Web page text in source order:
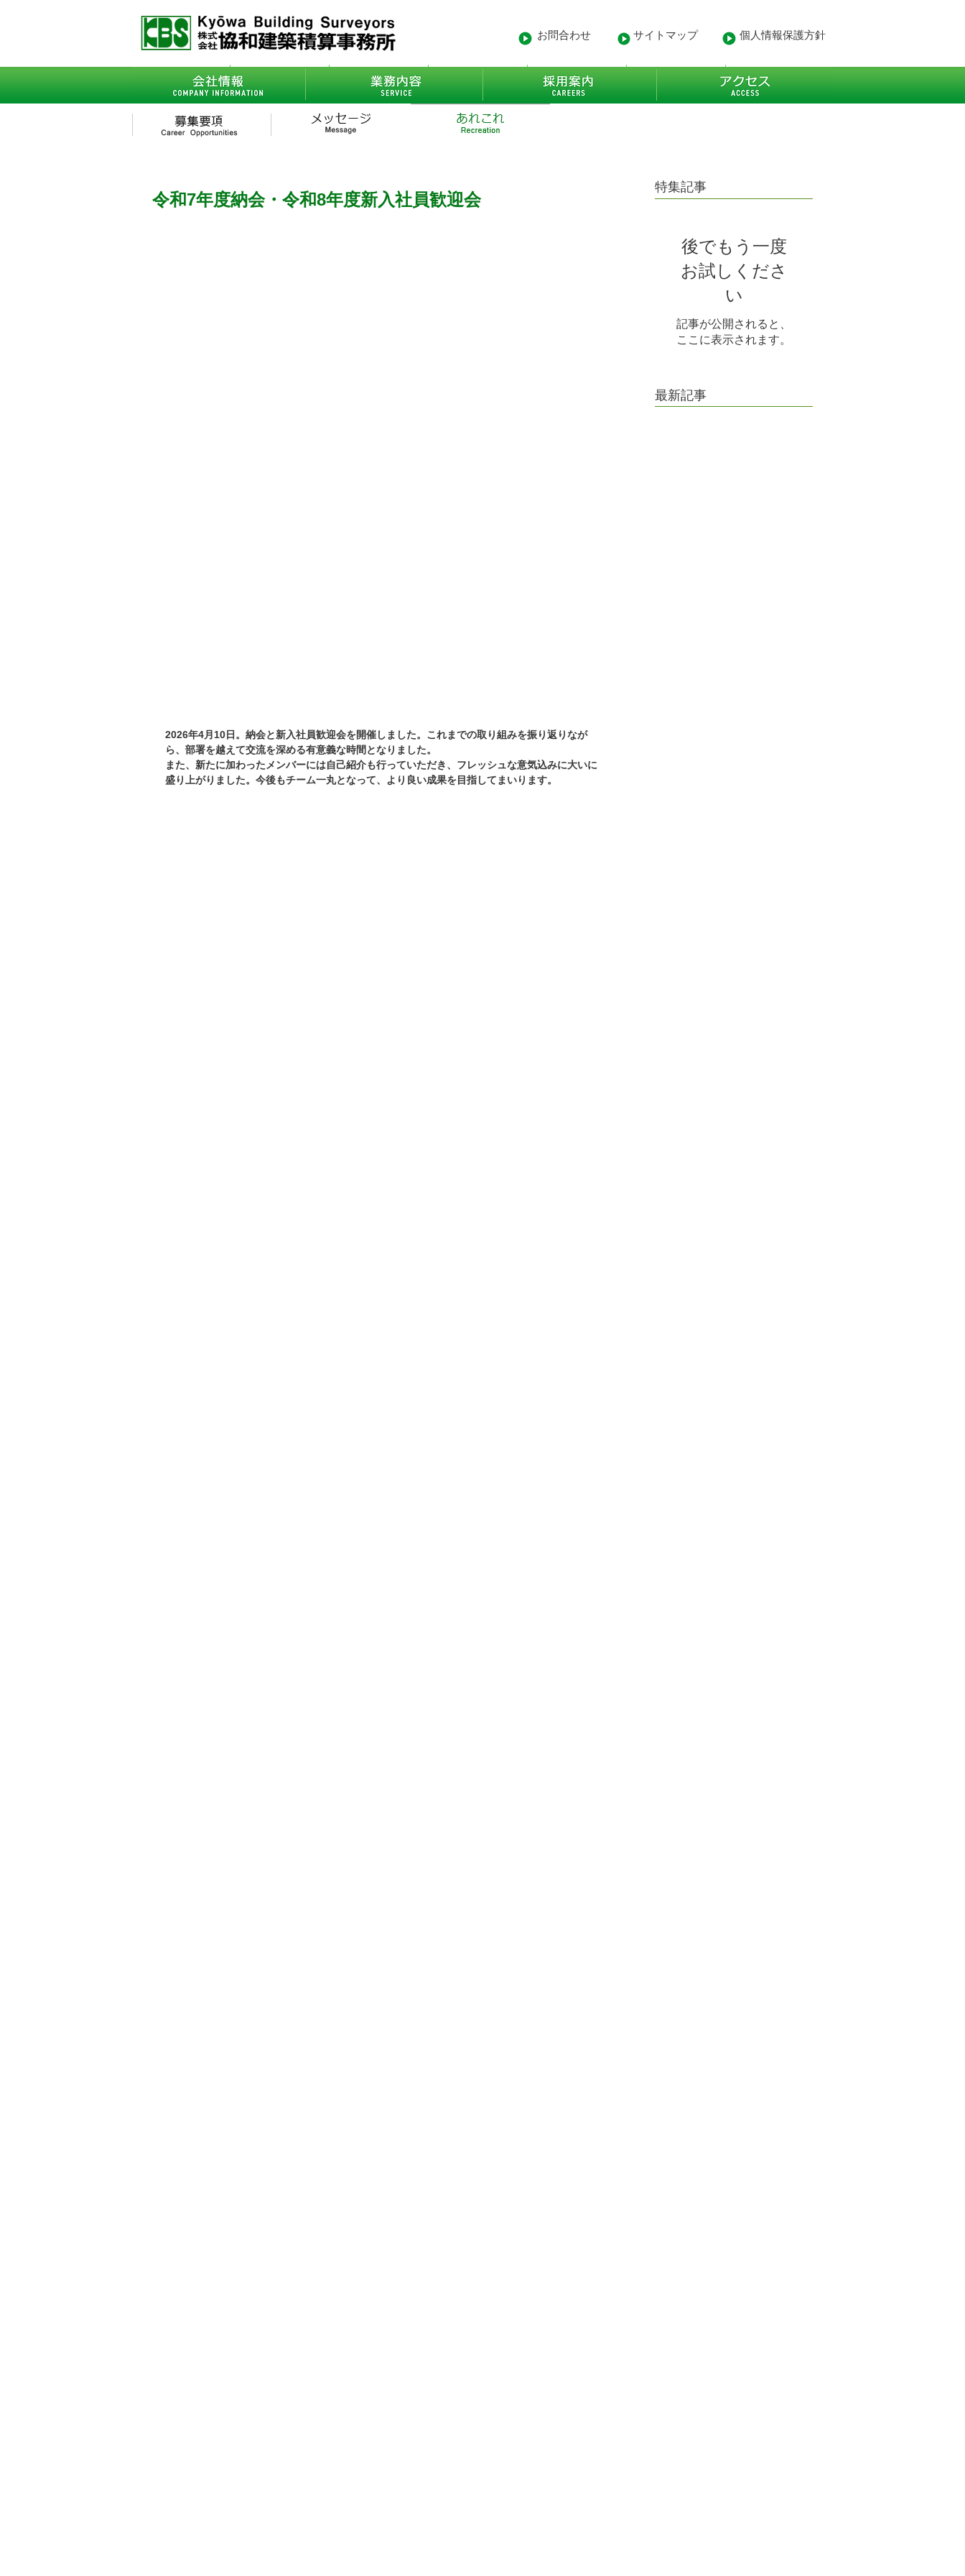
お問合わせ サイトマップ 個人情報保護方針
会社情報 - ごあいさつ - 沿革 業務内容 - 得意先 - 業務経歴 More
令和7年度納会・令和8年度新入社員歓迎会
2026年4月10日。納会と新入社員歓迎会を開催しました。これまでの取り組みを振り返りなが
ら、部署を越えて交流を深める有意義な時間となりました。
また、新たに加わったメンバーには自己紹介も行っていただき、フレッシュな意気込みに大いに
盛り上がりました。今後もチーム一丸となって、より良い成果を目指してまいります。
特集記事
後でもう一度
お試しくださ
い
記事が公開されると、
ここに表示されます。
最新記事